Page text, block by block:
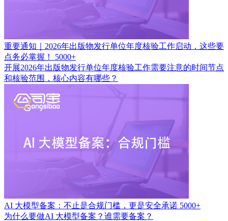
重要通知｜2026年出版物发行单位年度核验工作启动，这些要
点务必掌握！
5000+
开展2026年出版物发行单位年度核验工作需要注意的时间节点
和核验范围，核心内容有哪些？
AI 大模型备案：不止是合规门槛，更是安全承诺 5000+
为什么要做AI 大模型备案？谁需要备案？